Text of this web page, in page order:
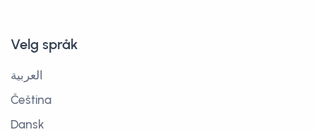
Velg språk
العربية
Čeština
Dansk